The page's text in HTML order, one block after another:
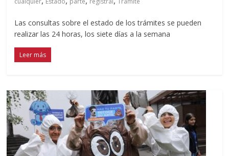
Las consultas sobre el estado de los trámites se pueden
realizar las 24 horas, los siete días a la semana
Leer más